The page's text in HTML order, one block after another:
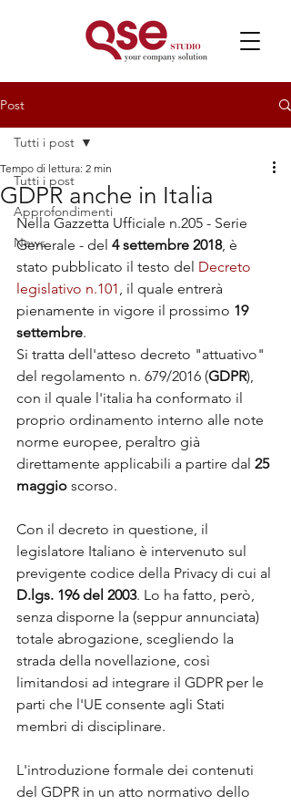
Post
Tutti i post
Approfondimenti
News
Tutti i post
GDPR anche in Italia
Tempo di lettura: 2 min
Nella Gazzetta Ufficiale n.205 - Serie
Generale - del 4 settembre 2018, è
stato pubblicato il testo del Decreto
legislativo n.101, il quale entrerà
pienamente in vigore il prossimo 19
settembre.
Si tratta dell'atteso decreto "attuativo"
del regolamento n. 679/2016 (GDPR),
con il quale l'italia ha conformato il
proprio ordinamento interno alle note
norme europee, peraltro già
direttamente applicabili a partire dal 25
maggio scorso.
Con il decreto in questione, il
legislatore Italiano è intervenuto sul
previgente codice della Privacy di cui al
D.lgs. 196 del 2003. Lo ha fatto, però,
senza disporne la (seppur annunciata)
totale abrogazione, scegliendo la
strada della novellazione, così
limitandosi ad integrare il GDPR per le
parti che l'UE consente agli Stati
membri di disciplinare.
L'introduzione formale dei contenuti
del GDPR in un atto normativo dello